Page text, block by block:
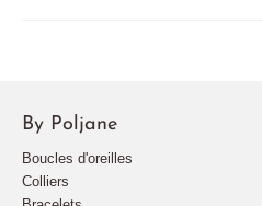
By Poljane
Boucles d'oreilles
Colliers